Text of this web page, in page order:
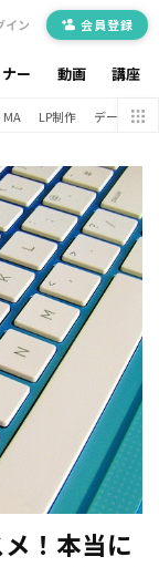
ー 動画 講座
イン 会員登録
MA LP制作 データ分析
！本当に